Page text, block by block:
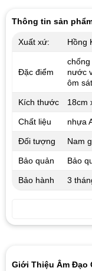
Giới Thiệu Âm Đạo
Thông tin sản
Xuất xứ: Hồng
Đặc điểm
nước
ôm sát
Kích thước 18cm
Chất liệu nhựa
Đối tượng Nam
Bảo quản Bảo
Bảo hành 3